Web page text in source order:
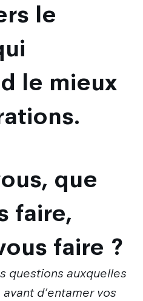
le
le mieux
que
faire,
faire ?
questions auxquelles
d'entamer vos